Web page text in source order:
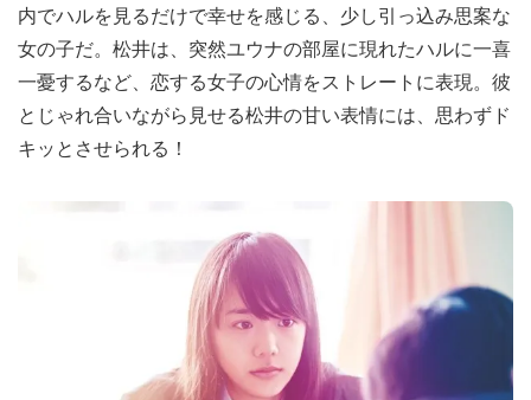
内でハルを見るだけで幸せを感じる、少し引っ込み思案な
女の子だ。松井は、突然ユウナの部屋に現れたハルに一喜
一憂するなど、恋する女子の心情をストレートに表現。彼
とじゃれ合いながら見せる松井の甘い表情には、思わずド
キッとさせられる！